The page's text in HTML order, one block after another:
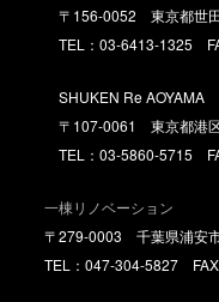
〒156-0052 東京都世
TEL：03-6413-1325
SHUKEN Re AOYAMA
〒107-0061 東京都港
TEL：03-5860-5715
一棟リノベーション
〒279-0003 千葉県浦安
TEL：047-304-5827